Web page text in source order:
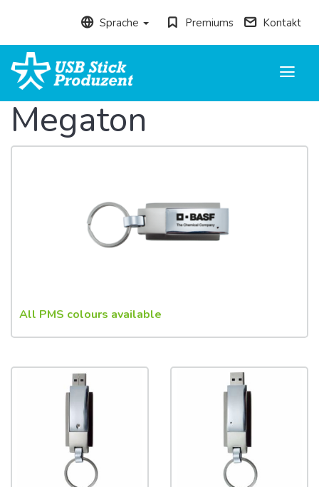
Sprache Premiums Kontakt
Toggle
Megaton
All PMS colours available